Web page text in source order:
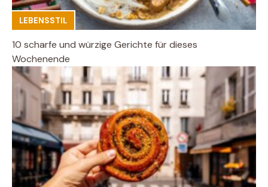
LEBENSSTIL
10 scharfe und würzige Gerichte für dieses
Wochenende